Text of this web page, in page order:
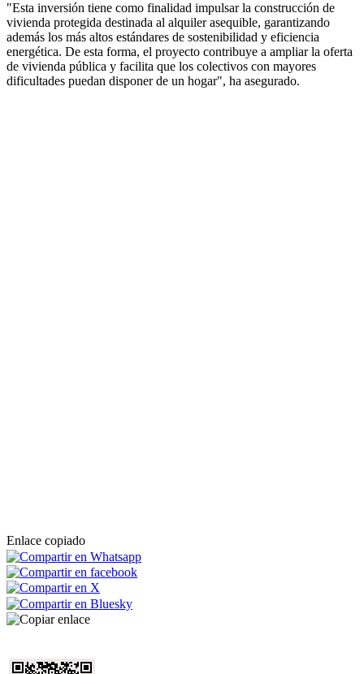
"Esta inversión tiene como finalidad impulsar la construcción de
vivienda protegida destinada al alquiler asequible, garantizando
además los más altos estándares de sostenibilidad y eficiencia
energética. De esta forma, el proyecto contribuye a ampliar la oferta
de vivienda pública y facilita que los colectivos con mayores
dificultades puedan disponer de un hogar", ha asegurado.
Enlace copiado